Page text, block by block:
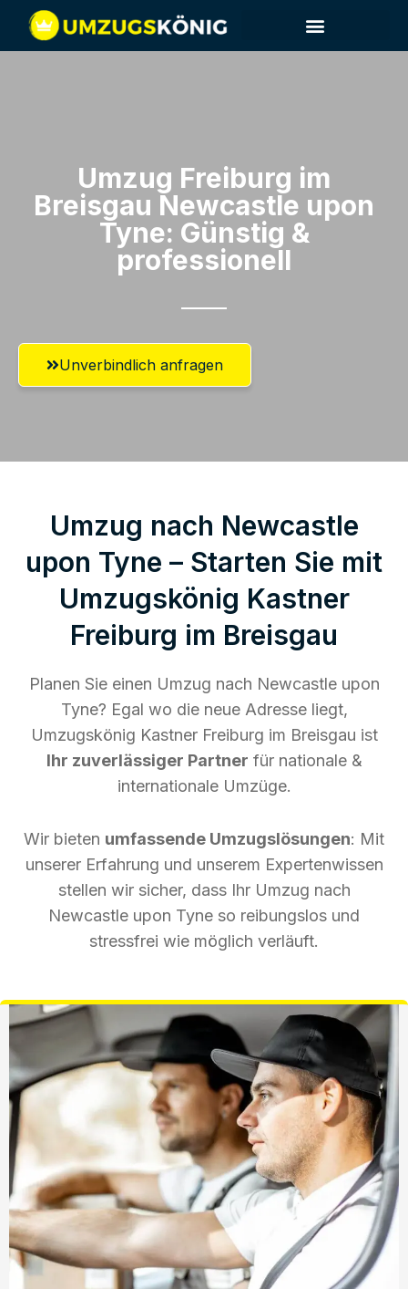
Umzug Freiburg im
Breisgau​ Newcastle upon
Tyne: Günstig &
professionell​
Unverbindlich anfragen
Umzug nach Newcastle
upon Tyne – Starten Sie mit
Umzugskönig Kastner
Freiburg im Breisgau
Planen Sie einen Umzug nach Newcastle upon
Tyne? Egal wo die neue Adresse liegt,
Umzugskönig Kastner Freiburg im Breisgau ist
Ihr zuverlässiger Partner für nationale &
internationale Umzüge.
Wir bieten umfassende Umzugslösungen: Mit
unserer Erfahrung und unserem Expertenwissen
stellen wir sicher, dass Ihr Umzug nach
Newcastle upon Tyne so reibungslos und
stressfrei wie möglich verläuft.